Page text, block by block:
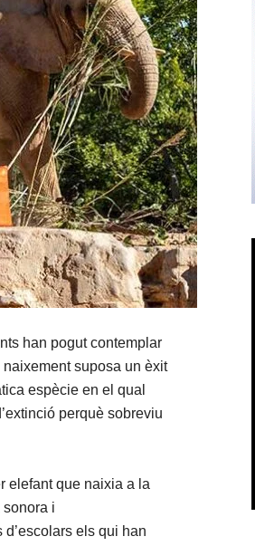
han pogut contemplar
suposa un èxit
espècie en el qual
perquè sobreviu
elefant que naixia a la
i
els qui han